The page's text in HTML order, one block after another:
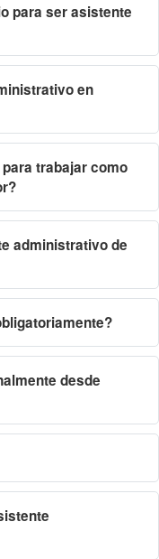
para ser asistente
en
trabajar como
administrativo de
desde